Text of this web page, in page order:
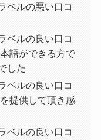
ベルの悪い口コ
ベルの良い口コ
語ができる方で
した
ベルの良い口コ
提供して頂き感
ベルの良い口コ